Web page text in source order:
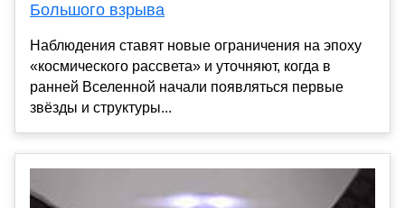
Большого взрыва
Наблюдения ставят новые ограничения на эпоху
«космического рассвета» и уточняют, когда в
ранней Вселенной начали появляться первые
звёзды и структуры...